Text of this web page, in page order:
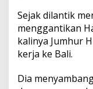
Sejak dilantik
menggantikan
kalinya Jumhur
kerja ke Bali.
Dia